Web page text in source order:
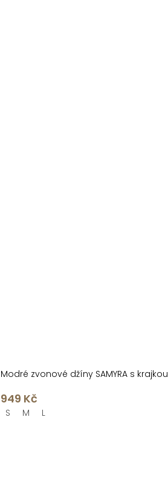
Modré zvonové džíny SAMYRA s krajkou
949 Kč
S M L